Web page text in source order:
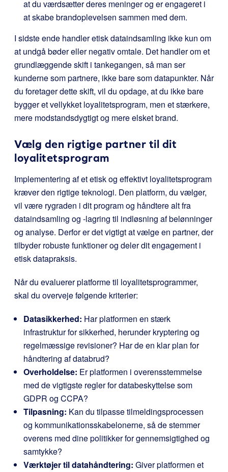
at du værdsætter deres meninger og er engageret i
at skabe brandoplevelsen sammen med dem.
I sidste ende handler etisk dataindsamling ikke kun om
at undgå bøder eller negativ omtale. Det handler om et
grundlæggende skift i tankegangen, så man ser
kunderne som partnere, ikke bare som datapunkter. Når
du foretager dette skift, vil du opdage, at du ikke bare
bygger et vellykket loyalitetsprogram, men et stærkere,
mere modstandsdygtigt og mere elsket brand.
Vælg den rigtige partner til dit
loyalitetsprogram
Implementering af et etisk og effektivt loyalitetsprogram
kræver den rigtige teknologi. Den platform, du vælger,
vil være rygraden i dit program og håndtere alt fra
dataindsamling og -lagring til indløsning af belønninger
og analyse. Derfor er det vigtigt at vælge en partner, der
tilbyder robuste funktioner og deler dit engagement i
etisk datapraksis.
Når du evaluerer platforme til loyalitetsprogrammer,
skal du overveje følgende kriterier:
Datasikkerhed: Har platformen en stærk
infrastruktur for sikkerhed, herunder kryptering og
regelmæssige revisioner? Har de en klar plan for
håndtering af databrud?
Overholdelse: Er platformen i overensstemmelse
med de vigtigste regler for databeskyttelse som
GDPR og CCPA?
Tilpasning: Kan du tilpasse tilmeldingsprocessen
og kommunikationsskabelonerne, så de stemmer
overens med dine politikker for gennemsigtighed og
samtykke?
Værktøjer til datahåndtering: Giver platformen et